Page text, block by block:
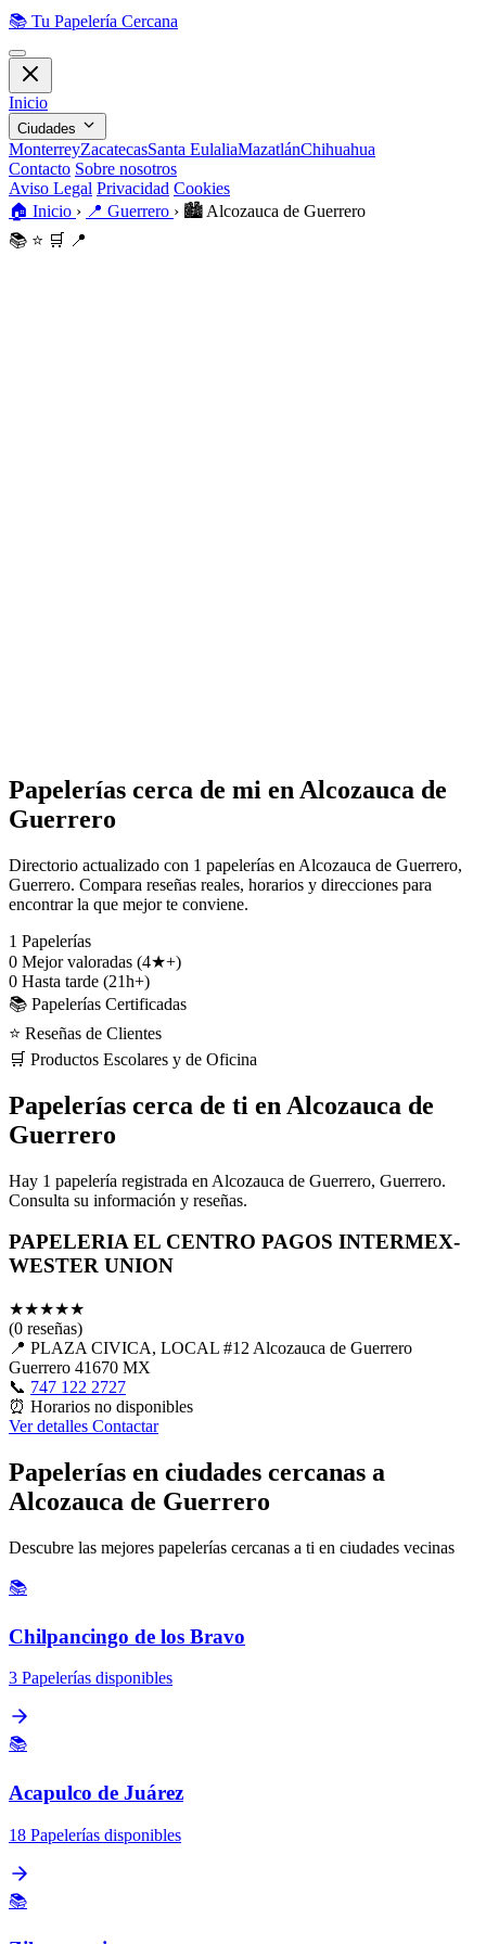
📚 Tu Papelería Cercana
Inicio
Ciudades
MonterreyZacatecasSanta EulaliaMazatlánChihuahua
Contacto Sobre nosotros
Aviso Legal Privacidad Cookies
🏠 Inicio › 📍 Guerrero › 🏙️ Alcozauca de Guerrero
📚 ⭐ 🛒 📍
Papelerías cerca de mi en Alcozauca de
Guerrero
Directorio actualizado con 1 papelerías en Alcozauca de Guerrero,
Guerrero. Compara reseñas reales, horarios y direcciones para
encontrar la que mejor te conviene.
1 Papelerías
0 Mejor valoradas (4★+)
0 Hasta tarde (21h+)
📚 Papelerías Certificadas
⭐ Reseñas de Clientes
🛒 Productos Escolares y de Oficina
Papelerías cerca de ti en Alcozauca de
Guerrero
Hay 1 papelería registrada en Alcozauca de Guerrero, Guerrero.
Consulta su información y reseñas.
PAPELERIA EL CENTRO PAGOS INTERMEX-
WESTER UNION
★★★★★
(0 reseñas)
📍 PLAZA CIVICA, LOCAL #12 Alcozauca de Guerrero
Guerrero 41670 MX
📞 747 122 2727
⏰ Horarios no disponibles
Ver detalles Contactar
Papelerías en ciudades cercanas a
Alcozauca de Guerrero
Descubre las mejores papelerías cercanas a ti en ciudades vecinas
📚
Chilpancingo de los Bravo
3 Papelerías disponibles
📚
Acapulco de Juárez
18 Papelerías disponibles
📚